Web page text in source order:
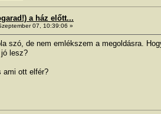
a ház előtt...
07, 10:39:06 »
szó, de nem emlékszem a megoldásra.
lesz?
ami ott elfér?